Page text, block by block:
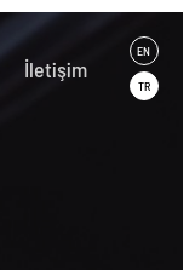
İletişim
EN
TR